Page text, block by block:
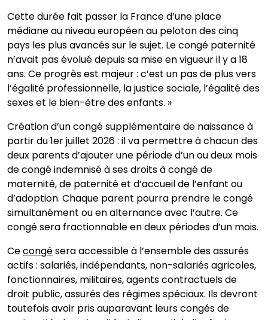
Cette durée fait passer la France d’une place
médiane au niveau européen au peloton des cinq
pays les plus avancés sur le sujet. Le congé paternité
n’avait pas évolué depuis sa mise en vigueur il y a 18
ans. Ce progrès est majeur : c’est un pas de plus vers
l’égalité professionnelle, la justice sociale, l’égalité des
sexes et le bien-être des enfants. »
Création d’un congé supplémentaire de naissance à
partir du 1er juillet 2026 : il va permettre à chacun des
deux parents d’ajouter une période d’un ou deux mois
de congé indemnisé à ses droits à congé de
maternité, de paternité et d’accueil de l’enfant ou
d’adoption. Chaque parent pourra prendre le congé
simultanément ou en alternance avec l’autre. Ce
congé sera fractionnable en deux périodes d’un mois.
Cecongésera accessible à l’ensemble des assurés
actifs : salariés, indépendants, non-salariés agricoles,
fonctionnaires, militaires, agents contractuels de
droit public, assurés des régimes spéciaux. Ils devront
toutefois avoir pris auparavant leurs congés de